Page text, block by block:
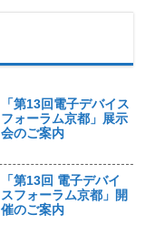
「第13回電子デバイス
フォーラム京都」展示
会のご案内
「第13回 電子デバイ
スフォーラム京都」開
催のご案内